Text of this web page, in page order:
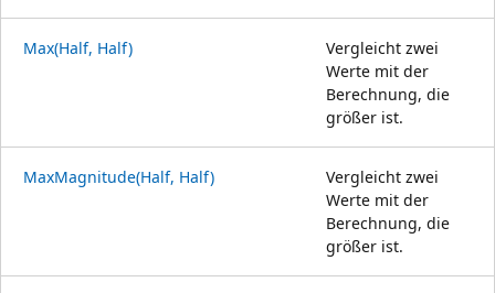
Max(Half, Half)
Vergleicht zwei
Werte mit der
Berechnung, die
größer ist.
MaxMagnitude(Half, Half)
Vergleicht zwei
Werte mit der
Berechnung, die
größer ist.